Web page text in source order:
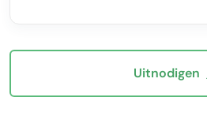
Uitnodigen